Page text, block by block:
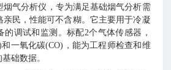
烟气分析仪，专为满足基础烟气分析需
民，性能可不含糊。它主要用于冷凝
的调试和监测。标配2个气体传感器，
一氧化碳(CO)，能为工程师检查和维
础数据。